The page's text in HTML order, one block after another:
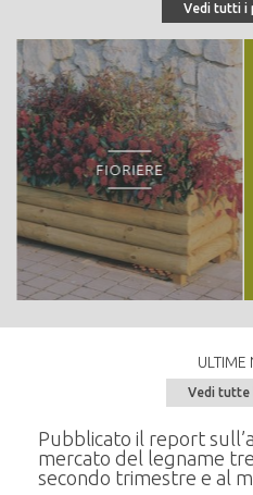
Vedi tutti i
FIORIERE
ULTIME
Vedi tutte
Pubblicato il report
mercato del legname
secondo trimestre e al